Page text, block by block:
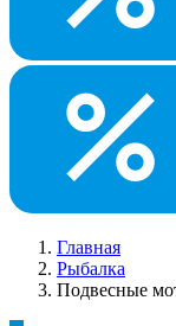
Главная
Рыбалка
Подвесные